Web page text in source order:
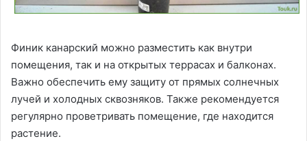
Финик канарский можно разместить как внутри
помещения, так и на открытых террасах и балконах.
Важно обеспечить ему защиту от прямых солнечных
лучей и холодных сквозняков. Также рекомендуется
регулярно проветривать помещение, где находится
растение.